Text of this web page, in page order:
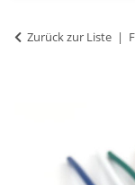
Zurück zur Liste